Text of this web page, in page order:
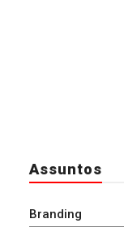
Assuntos
Branding